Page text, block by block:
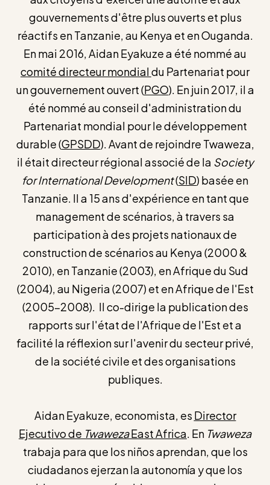
gouvernements d'être plus ouverts et plus
réactifs en Tanzanie, au Kenya et en Ouganda.
En mai 2016, Aidan Eyakuze a été nommé au
comité directeur mondialdu Partenariat pour
un gouvernement ouvert (PGO). En juin 2017, il a
été nommé au conseil d'administration du
Partenariat mondial pour le développement
durable (GPSDD). Avant de rejoindre Twaweza,
il était directeur régional associé de la Society
for International Development(SID) basée en
Tanzanie. Il a 15 ans d'expérience en tant que
management de scénarios, à travers sa
participation à des projets nationaux de
construction de scénarios au Kenya (2000 &
2010), en Tanzanie (2003), en Afrique du Sud
(2004), au Nigeria (2007) et en Afrique de l'Est
(2005-2008). Il co-dirige la publication des
rapports sur l'état de l'Afrique de l'Est et a
facilité la réflexion sur l'avenir du secteur privé,
de la société civile et des organisations
publiques.
Aidan Eyakuze, economista, es Director
Ejecutivo de TwawezaEast Africa . En Twaweza
trabaja para que los niños aprendan, que los
ciudadanos ejerzan la autonomía y que los